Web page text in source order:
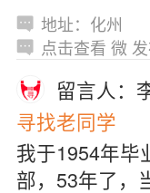
地址：化州
点击查看 微
留言人：
寻找老同学
我于1954年毕
部，53年了，